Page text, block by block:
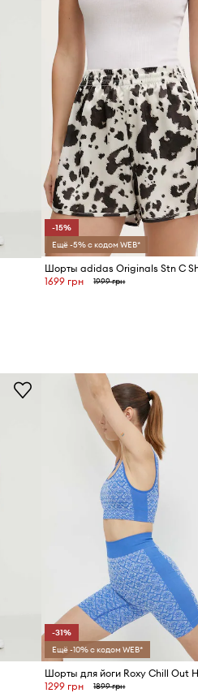
-15%
Ещё -5% с кодом WEB*
Шорты adidas Originals Stn C
1699 грн
1999 грн
-31%
Ещё -10% с кодом WEB*
Шорты для йоги Roxy Chill Out
1299 грн
1899 грн